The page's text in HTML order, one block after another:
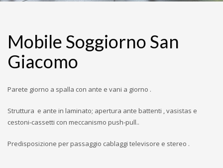
Mobile Soggiorno San
Giacomo
Parete giorno a spalla con ante e vani a giorno .
Struttura e ante in laminato; apertura ante battenti , vasistas e
cestoni-cassetti con meccanismo push-pull..
Predisposizione per passaggio cablaggi televisore e stereo .